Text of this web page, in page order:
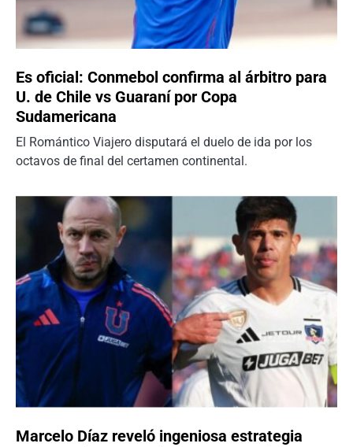
Es oficial: Conmebol confirma al árbitro para
U. de Chile vs Guaraní por Copa
Sudamericana
El Romántico Viajero disputará el duelo de ida por los
octavos de final del certamen continental.
Marcelo Díaz reveló ingeniosa estrategia